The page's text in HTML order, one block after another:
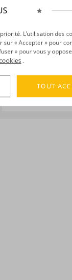
Provenance :
Volume :
70CL
Degré :70.7°
Edition :limitée à
DÉCOUVERTE
Voir tous les
L’utilisation des
sur « Accepter » pour
» pour vous y
.
TOUT